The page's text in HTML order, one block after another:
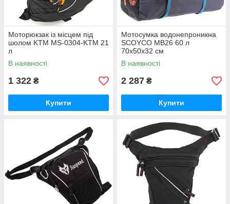
Моторюкзак із місцем під
шолом KTM MS-0304-KTM 21
л
В наявності
1 322 ₴
Купити
Мотосумка водонепроникна
SCOYCO MB26 60 л
70x50x32 см
В наявності
2 287 ₴
Купити